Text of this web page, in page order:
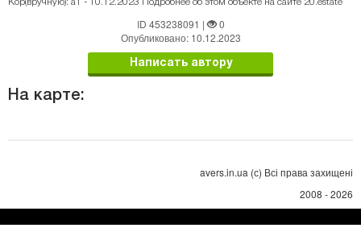
Кор(вручную): a1 - 10.12.2023 Подробнее об этом объекте на сайте 20.estate
ID 453238091 |
0
Опубликовано: 10.12.2023
Написать автору
На карте:
avers.in.ua (с) Всі права захищені
2008 - 2026